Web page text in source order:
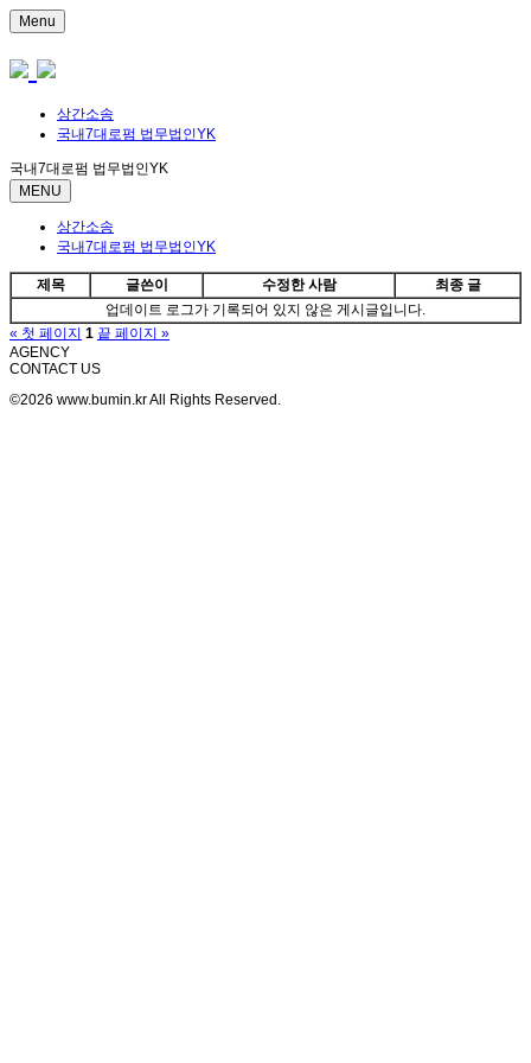
Menu
상간소송
국내7대로펌 법무법인YK
국내7대로펌 법무법인YK
MENU
상간소송
국내7대로펌 법무법인YK
제목 글쓴이 수정한 사람
최종 글
업데이트 로그가 기록되어 있지 않은 게시글입니다.
« 첫 페이지 1 끝 페이지 »
AGENCY
CONTACT US
©2026 www.bumin.kr All Rights Reserved.